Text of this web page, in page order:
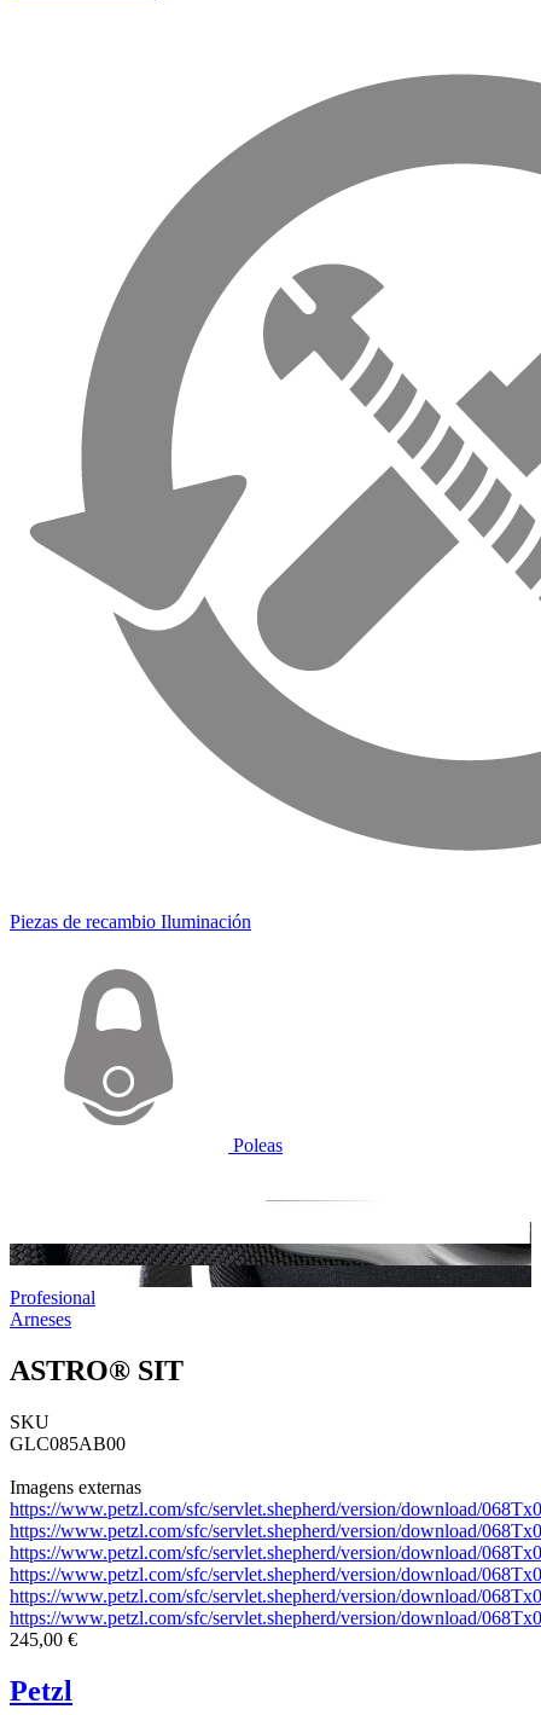
Piezas de recambio Iluminación
Poleas
Profesional
Arneses
ASTRO® SIT
SKU
GLC085AB00
Imagens externas
https://www.petzl.com/sfc/servlet.shepherd/version/download/
https://www.petzl.com/sfc/servlet.shepherd/version/download/
https://www.petzl.com/sfc/servlet.shepherd/version/download/
https://www.petzl.com/sfc/servlet.shepherd/version/download/
https://www.petzl.com/sfc/servlet.shepherd/version/download/
https://www.petzl.com/sfc/servlet.shepherd/version/download/
245,00 €
Petzl